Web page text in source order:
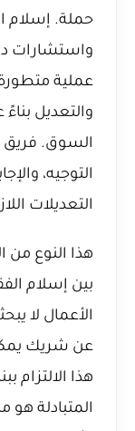
حملة. إسلام
واستشارات
عملية
والتعديل
السوق. فريق
التوجيه،
التعديلات
هذا النوع من
بين إسلام
الأعمال لا
عن شريك
هذا الالتزام
المتبادلة هو